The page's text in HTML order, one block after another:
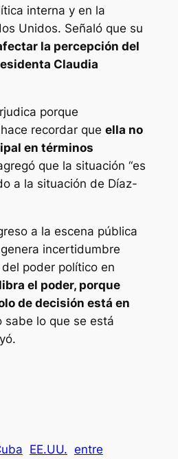
interna y en la
Unidos. Señaló que su
la percepción del
Claudia
porque
recordar que ella no
en términos
que la situación “es
a la situación de Díaz-
a la escena pública
incertidumbre
poder político en
el poder, porque
de decisión está en
lo que se está
EE.UU. entre